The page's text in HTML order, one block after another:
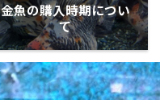
金魚の購入時期につい
て